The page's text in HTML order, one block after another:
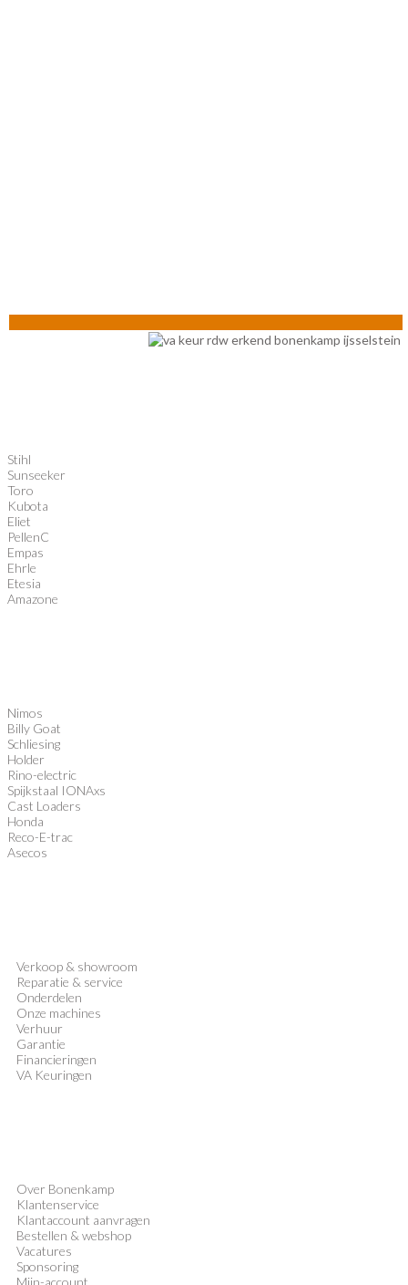
Stihl
Sunseeker
Toro
Kubota
Eliet
PellenC
Empas
Ehrle
Etesia
Amazone
Nimos
Billy Goat
Schliesing
Holder
Rino-electric
Spijkstaal IONAxs
Cast Loaders
Honda
Reco-E-trac
Asecos
Verkoop & showroom
Reparatie & service
Onderdelen
Onze machines
Verhuur
Garantie
Financieringen
VA Keuringen
Over Bonenkamp
Klantenservice
Klantaccount aanvragen
Bestellen & webshop
Vacatures
Sponsoring
Mijn-account